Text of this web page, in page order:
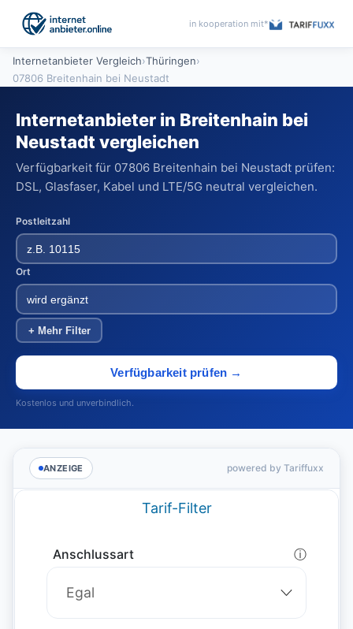
in kooperation mit*
Internetanbieter Vergleich›Thüringen›
07806 Breitenhain bei Neustadt
Internetanbieter in Breitenhain bei
Neustadt vergleichen
Verfügbarkeit für 07806 Breitenhain bei Neustadt prüfen:
DSL, Glasfaser, Kabel und LTE/5G neutral vergleichen.
Postleitzahl
Ort
+ Mehr Filter
Verfügbarkeit prüfen →
Kostenlos und unverbindlich.
ANZEIGE powered by Tariffuxx